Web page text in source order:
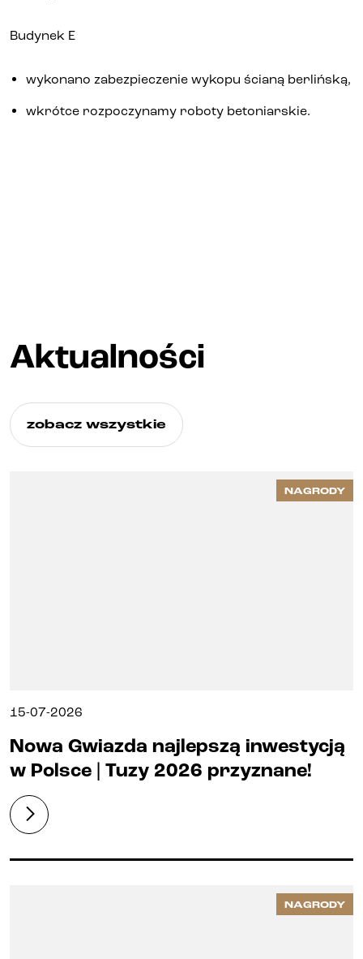
Budynek E
wykonano zabezpieczenie wykopu ścianą berlińską,
wkrótce rozpoczynamy roboty betoniarskie.
Aktualności
zobacz wszystkie
NAGRODY
15-07-2026
Nowa Gwiazda najlepszą inwestycją
w Polsce | Tuzy 2026 przyznane!
NAGRODY